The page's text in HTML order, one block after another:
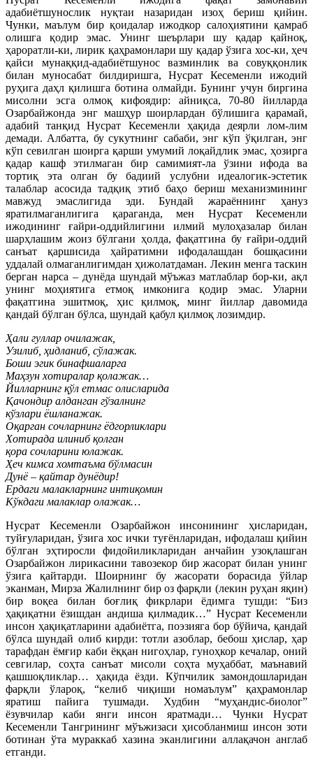
адабиётшунослик нуқтаи назаридан изоҳ бериш қийин.
Чунки, маълум бир қоидалар ижодкор салоҳиятини қамраб
олишга қодир эмас. Унинг шеърлари шу қадар қайноқ,
ҳароратли-ки, лирик қаҳрамонлари шу қадар ўзига хос-ки, ҳеч
қайси мунаққид-адабиётшунос вазминлик ва совуққонлик
билан муносабат билдиришга, Нусрат Кесеменли ижодий
руҳига даҳл қилишга ботина олмайди. Бунинг учун биргина
мисолни эсга олмоқ кифоядир: айниқса, 70-80 йилларда
Озарбайжонда энг машҳур шоирлардан бўлишига қарамай,
адабий танқид Нусрат Кесеменли ҳақида деярли лом-лим
демади. Албатта, бу сукутнинг сабаби, энг кўп ўқилган, энг
кўп севилган шоирга қарши умумий лоқайдлик эмас, ҳозирга
қадар кашф этилмаган бир самимият-ла ўзини ифода ва
тортиқ эта олган бу бадиий услубни идеалогик-эстетик
талаблар асосида тадқиқ этиб баҳо бериш механизмининг
мавжуд эмаслигида эди. Бундай жараённинг ҳануз
яратилмаганлигига қараганда, мен Нусрат Кесеменли
ижодининг ғайри-оддийлигини илмий мулоҳазалар билан
шарҳлашим жоиз бўлгани ҳолда, фақатгина бу ғайри-оддий
санъат қаршисида ҳайратимни ифодалашдан бошқасини
уддалай олмаганлигимдан ҳижолатдаман. Лекин менга таскин
берган нарса – дунёда шундай мўъжаз матлаблар бор-ки, ақл
унинг моҳиятига етмоқ имконига қодир эмас. Уларни
фақатгина эшитмоқ, ҳис қилмоқ, минг йиллар давомида
қандай бўлган бўлса, шундай қабул қилмоқ лозимдир.
Ҳали гуллар очилажак,
Узилиб, ҳидланиб, сўлажак.
Боши эгик бинафшаларга
Маҳзун хотиралар қолажак…
Йилларнинг қўл етмас олисларида
Қачондир алданган гўзалнинг
кўзлари ёшланажак.
Оқарган сочларнинг ёдгорликлари
Хотирада илиниб қолган
қора сочларини юлажак.
Ҳеч кимса хомтаъма бўлмасин
Дунё – қайтар дунёдир!
Ердаги малакларнинг интиқомин
Кўкдаги малаклар олажак…
Нусрат Кесеменли Озарбайжон инсонининг ҳисларидан,
туйғуларидан, ўзига хос ички туғёнларидан, ифодалаш қийин
бўлган эҳтиросли фидойиликларидан анчайин узоқлашган
Озарбайжон лирикасини тавозекор бир жасорат билан унинг
ўзига қайтарди. Шоирнинг бу жасорати борасида ўйлар
эканман, Мирза Жалилнинг бир оз фарқли (лекин руҳан яқин)
бир воқеа билан боғлиқ фикрлари ёдимга тушди: “Биз
ҳақиқатни ёзишдан андиша қилмадик…” Нусрат Кесеменли
инсон ҳақиқатларини адабиётга, поэзияга бор бўйича, қандай
бўлса шундай олиб кирди: тотли азоблар, бебош ҳислар, ҳар
тарафдан ёмғир каби ёққан нигоҳлар, гуноҳкор кечалар, оний
севгилар, соҳта санъат мисоли соҳта муҳаббат, маънавий
қашшоқликлар… ҳақида ёзди. Кўпчилик замондошларидан
фарқли ўлароқ, “келиб чиқиши номаълум” қаҳрамонлар
яратиш пайига тушмади. Худбин “муҳандис-биолог”
ёзувчилар каби янги инсон яратмади… Чунки Нусрат
Кесеменли Тангрининг мўъжизаси ҳисобланмиш инсон зоти
ботинан ўта мураккаб хазина эканлигини аллақачон англаб
етганди.